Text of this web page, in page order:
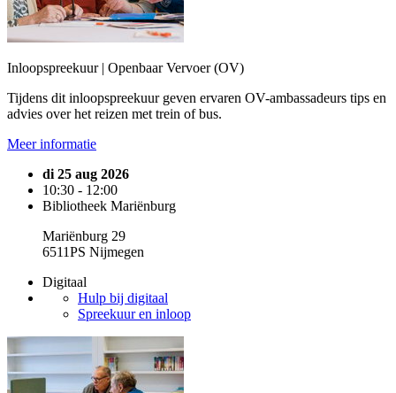
Inloopspreekuur | Openbaar Vervoer (OV)
Tijdens dit inloopspreekuur geven ervaren OV-ambassadeurs tips en
advies over het reizen met trein of bus.
Meer informatie
di 25 aug 2026
10:30 - 12:00
Bibliotheek Mariënburg
Mariënburg 29
6511PS Nijmegen
Digitaal
Hulp bij digitaal
Spreekuur en inloop